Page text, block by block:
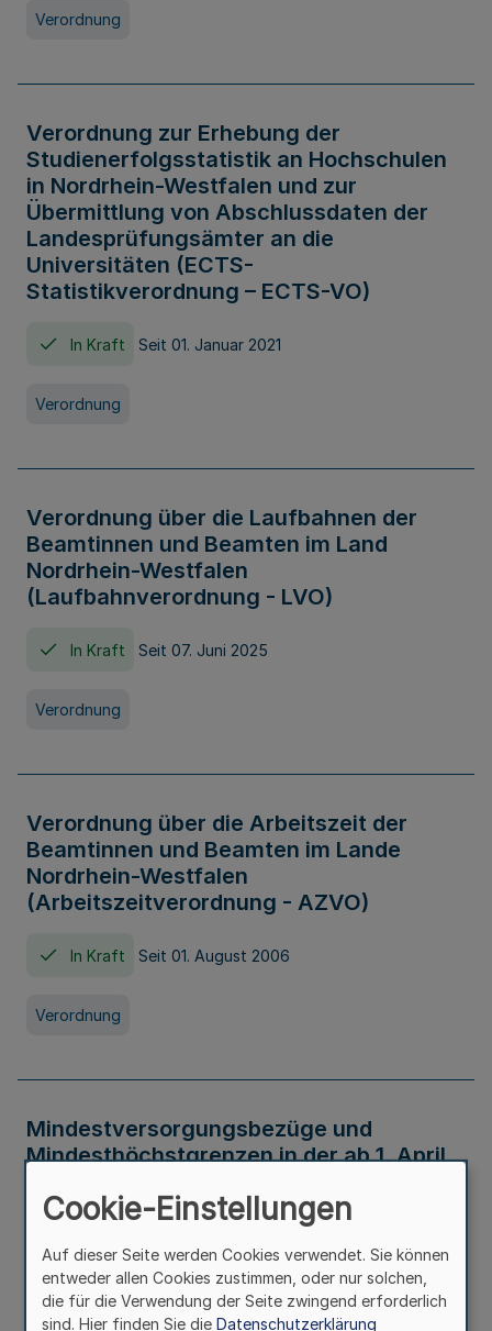
Verordnung
Verordnung zur Erhebung der
Studienerfolgsstatistik an Hochschulen
in Nordrhein-Westfalen und zur
Übermittlung von Abschlussdaten der
Landesprüfungsämter an die
Universitäten (ECTS-
Statistikverordnung – ECTS-VO)
In Kraft Seit 01. Januar 2021
Verordnung
Verordnung über die Laufbahnen der
Beamtinnen und Beamten im Land
Nordrhein-Westfalen
(Laufbahnverordnung - LVO)
In Kraft Seit 07. Juni 2025
Verordnung
Verordnung über die Arbeitszeit der
Beamtinnen und Beamten im Lande
Nordrhein-Westfalen
(Arbeitszeitverordnung - AZVO)
In Kraft Seit 01. August 2006
Verordnung
Mindestversorgungsbezüge und
Mindesthöchstgrenzen in der ab 1. April
Verwaltungsvorschrift
Cookie-Einstellungen
Auf dieser Seite werden Cookies verwendet. Sie können
entweder allen Cookies zustimmen, oder nur solchen,
die für die Verwendung der Seite zwingend erforderlich
sind. Hier finden Sie die Datenschutzerklärung